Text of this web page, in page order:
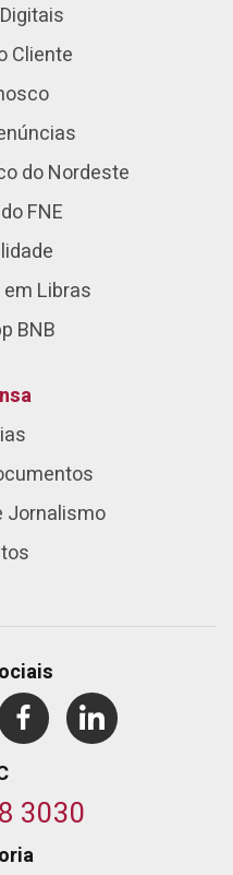
Cliente
do Nordeste
FNE
Libras
BNB
Jornalismo
3030